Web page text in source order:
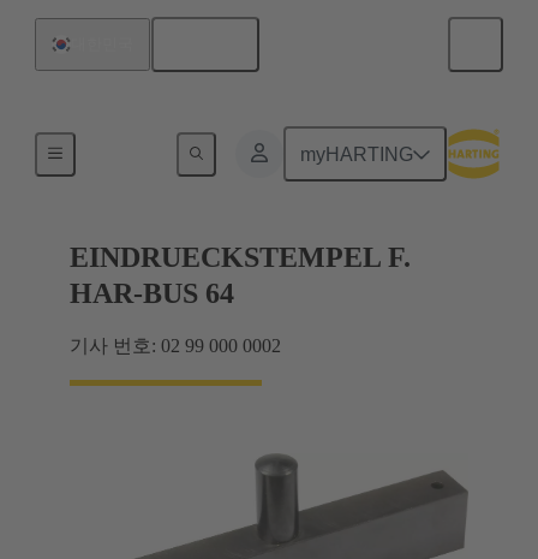
myHARTING
EINDRUECKSTEMPEL F.
HAR-BUS 64
기사 번호: 02 99 000 0002